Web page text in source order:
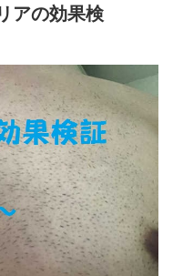
アの効果検